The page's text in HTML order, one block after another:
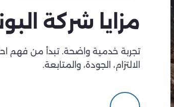
مزايا شركة
تجربة خدمية واضحة. تبدأ من فهم
الالتزام، الجودة، والمتابعة.